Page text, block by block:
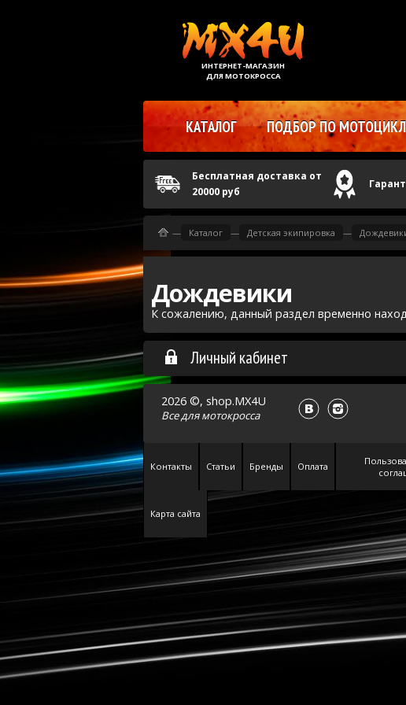
Дождевики
К сожалению, данный раздел временно
— Каталог — Детская экипировка —
ИНТЕРНЕТ-МАГАЗИН
ДЛЯ МОТОКРОССА
КАТАЛОГ ПОДБОР ПО
Бесплатная доставка от
20000 руб
Личный кабинет
2026 ©, shop.MX4U
Все длямотокросса
Контакты Статьи Бренды Оплата
Карта сайта